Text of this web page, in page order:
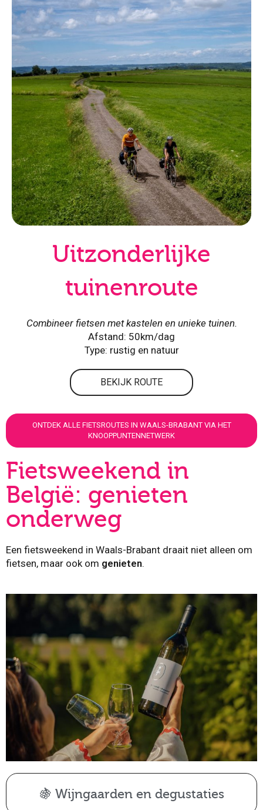
Uitzonderlijke
tuinenroute
Combineer fietsen met kastelen en unieke tuinen.
Afstand: 50km/dag
Type: rustig en natuur
BEKIJK ROUTE
ONTDEK ALLE FIETSROUTES IN WAALS-BRABANT VIA HET
KNOOPPUNTENNETWERK
Fietsweekend in
België: genieten
onderweg
Een fietsweekend in Waals-Brabant draait niet alleen om
fietsen, maar ook om genieten.
🍇 Wijngaarden en degustaties